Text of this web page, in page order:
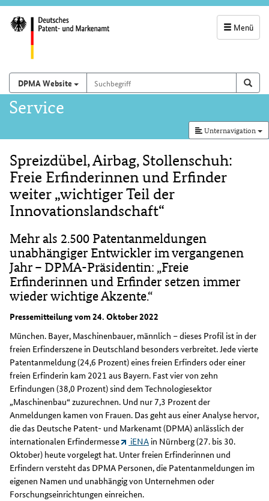
Menü
und
Suchfeld
Suchen auf
DPMA Website Suchbegriff
Hauptnavigation
Service
Unternavigation
Inhalt
Spreizdübel, Airbag, Stollenschuh:
Freie Erfinderinnen und Erfinder
weiter „wichtiger Teil der
Innovationslandschaft“
Mehr als 2.500 Patentanmeldungen
unabhängiger Entwickler im vergangenen
Jahr – DPMA-Präsidentin: „Freie
Erfinderinnen und Erfinder setzen immer
wieder wichtige Akzente.“
Pressemitteilung vom 24. Oktober 2022
München. Bayer, Maschinenbauer, männlich – dieses Profil ist in der
freien Erfinderszene in Deutschland besonders verbreitet. Jede vierte
Patentanmeldung (24,6 Prozent) eines freien Erfinders oder einer
freien Erfinderin kam 2021 aus Bayern. Fast vier von zehn
Erfindungen (38,0 Prozent) sind dem Technologiesektor
„Maschinenbau“ zuzurechnen. Und nur 7,3 Prozent der
Anmeldungen kamen von Frauen. Das geht aus einer Analyse hervor,
die das Deutsche Patent- und Markenamt (DPMA) anlässlich der
internationalen Erfindermesse
iENA in Nürnberg (27. bis 30.
Oktober) heute vorgelegt hat. Unter freien Erfinderinnen und
Erfindern versteht das DPMA Personen, die Patentanmeldungen im
eigenen Namen und unabhängig von Unternehmen oder
Forschungseinrichtungen einreichen.